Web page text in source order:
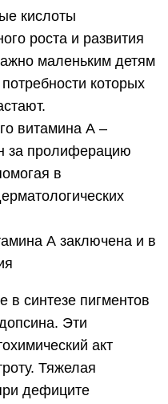
кислоты
роста и развития
маленьким детям
которых
витамина А –
за пролиферацию
в
А заключена и в
в синтезе пигментов
Эти
акт
Тяжелая
дефиците